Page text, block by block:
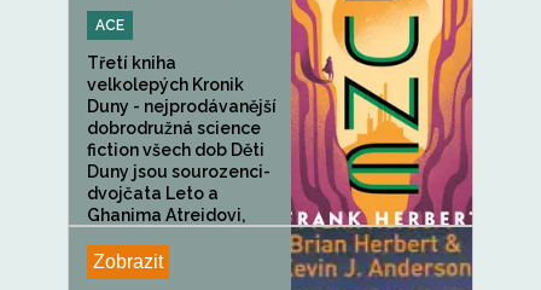
ACE
Třetí kniha
velkolepých Kronik
Duny - nejprodávanější
dobrodružná science
fiction všech dob Děti
Duny jsou sourozenci-
dvojčata Leto a
Ghanima Atreidovi,
Zobrazit